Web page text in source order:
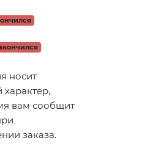
носит
вам сообщит
заказа.